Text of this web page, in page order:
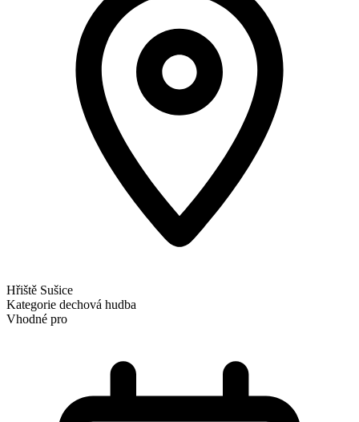
Hřiště Sušice
Kategorie dechová hudba
Vhodné pro